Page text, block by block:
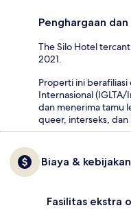
Penghargaan
The Silo Hotel
2021.
Properti ini berafiliasi
Internasional
dan menerima tamu
queer, interseks, dan
Biaya & kebijakan
Fasilitas ekstra